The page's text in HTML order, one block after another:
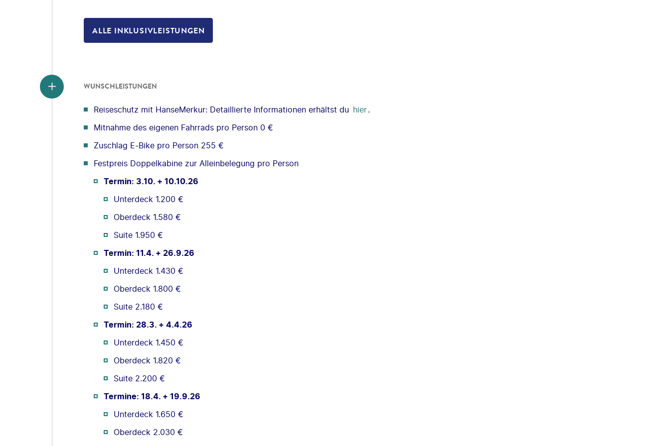
ALLE INKLUSIVLEISTUNGEN
WUNSCHLEISTUNGEN
Reiseschutz mit HanseMerkur: Detaillierte Informationen erhältst du hier .
Mitnahme des eigenen Fahrrads pro Person 0 €
Zuschlag E-Bike pro Person 255 €
Festpreis Doppelkabine zur Alleinbelegung pro Person
Termin: 3.10. + 10.10.26
Unterdeck 1.200 €
Oberdeck 1.580 €
Suite 1.950 €
Termin: 11.4. + 26.9.26
Unterdeck 1.430 €
Oberdeck 1.800 €
Suite 2.180 €
Termin: 28.3. + 4.4.26
Unterdeck 1.450 €
Oberdeck 1.820 €
Suite 2.200 €
Termine: 18.4. + 19.9.26
Unterdeck 1.650 €
Oberdeck 2.030 €